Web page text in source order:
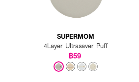
SUPERMOM
4Layer Ultrasaver Puff
฿59